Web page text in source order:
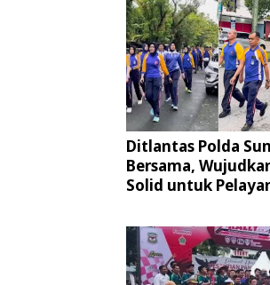
Ditlantas Polda
Bersama,
Solid untuk